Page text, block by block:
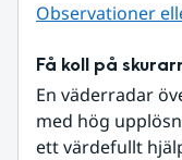
Observationer
Få koll på
En väderradar
med hög
ett värdefullt